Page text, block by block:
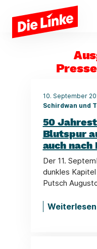
Zum Hauptinhalt springen
10. September
Schirdwan und
50
Blutspur
auch nach
Der 11.
dunkles
Putsch
Weiterlesen